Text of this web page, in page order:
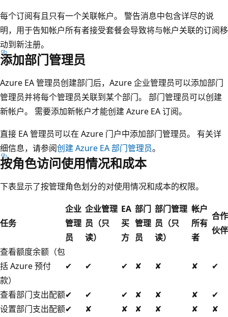
每个订阅有且只有一个关联帐户。 警告消息中包含详尽的说
明，用于告知帐户所有者接受套餐会导致将与帐户关联的订阅移
动到新注册。
添加部门管理员
Azure EA 管理员创建部门后，Azure 企业管理员可以添加部门
管理员并将每个管理员关联到某个部门。 部门管理员可以创建
新帐户。 需要添加新帐户才能创建 Azure EA 订阅。
直接 EA 管理员可以在 Azure 门户中添加部门管理员。 有关详
细信息，请参阅创建 Azure EA 部门管理员。
按角色访问使用情况和成本
下表显示了按管理角色划分的对使用情况和成本的权限。
任务
企业
管理
员
企业管理
员（只
读）
EA
买
方
部门
管理
员
部门管理
员（只
读）
帐户
所有
者
合作
伙伴
查看额度余额（包
括 Azure 预付
款）
✔ ✔ ✔ ✘ ✘ ✘ ✔
查看部门支出配额✔ ✔ ✔ ✘ ✘ ✘
✔
设置部门支出配额✔ ✘ ✘ ✘ ✘ ✘
✘